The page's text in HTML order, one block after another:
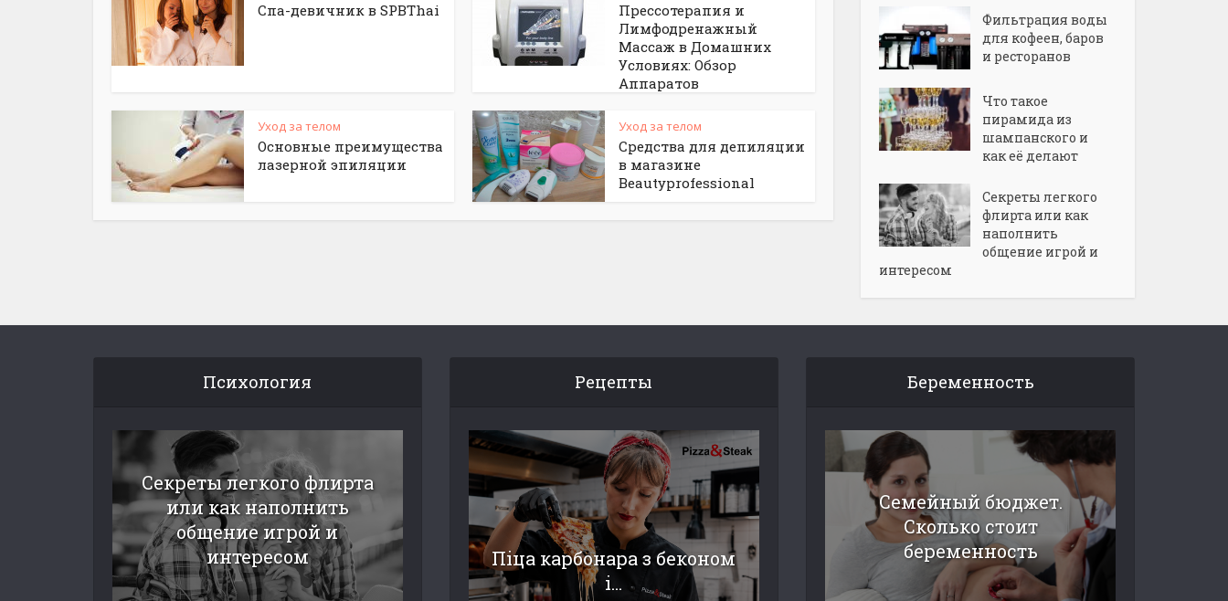
Спа-девичник в SPBThai
Прессотерапия и
Лимфодренажный
Массаж в Домашних
Условиях: Обзор
Аппаратов
Уход за телом
Основные преимущества
лазерной эпиляции
Уход за телом
Средства для депиляции
в магазине
Beautyprofessional
Фильтрация воды
для кофеен, баров
и ресторанов
Что такое
пирамида из
шампанского и
как её делают
Секреты легкого
флирта или как
наполнить
общение игрой и
интересом
Психология
Секреты легкого флирта
или как наполнить
общение игрой и
интересом
Рецепты
Піца карбонара з беконом
і...
Беременность
Семейный бюджет.
Сколько стоит
беременность